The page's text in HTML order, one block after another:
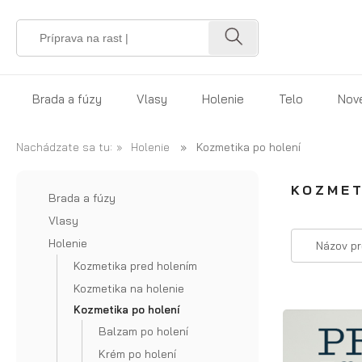
Brada a fúzy
Darček pre bradáča
Olejček na bradu
Balzam na bradu
Mydlo na bradu
Vosk na fúzy
Kefa na
diviaka
Vlasy
Pomáda na vlasy
Morská soľ na vlasy
Hlina na vlasy
Pasta na vlasy
Holenie
Kozmetika pred holením
Holiace strojčeky
Telo
Nachádzate sa tu: » Holenie » Kozmetika po holení
Brada a fúzy
Vlasy
Holenie
Kozmetika pred holením
Kozmetika na holenie
Kozmetika po holení
Balzam po holení
Krém po holení
Názov